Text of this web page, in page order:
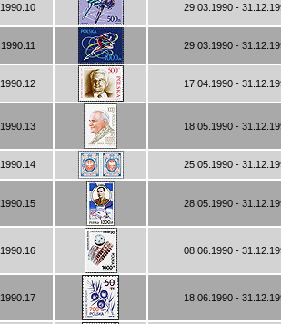
1990.10 29.03.1990 -
1990.11 29.03.1990 -
1990.12 17.04.1990 -
1990.13 18.05.1990 -
1990.14 25.05.1990 -
1990.15 28.05.1990 -
1990.16 08.06.1990 -
1990.17 18.06.1990 -